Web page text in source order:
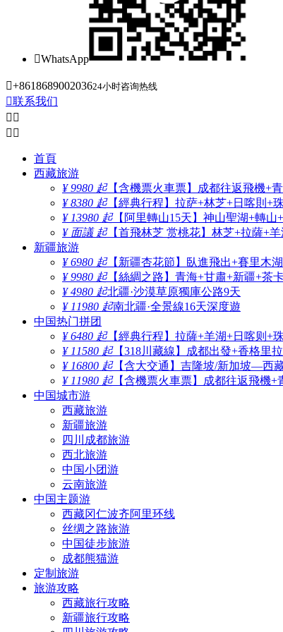
WhatsApp
+861868900203624小时咨询热线
联系我们
 
 
首頁
西藏旅游
¥ 9980 起【含機票火車票】成都往返飛機+
¥ 8380 起【經典行程】拉萨+林芝+日喀則+
¥ 13980 起【阿里轉山15天】神山聖湖+轉山
¥ 面議 起【首飛林芝 赏桃花】林芝+拉薩+
新疆旅游
¥ 6980 起【新疆杏花節】臥進飛出+賽里木
¥ 9980 起【絲綢之路】青海+甘肅+新疆+茶
¥ 4980 起北疆·沙漠草原獨庫公路9天
¥ 11980 起南北疆·全景線16天深度遊
中国热门拼团
¥ 6480 起【經典行程】拉薩+羊湖+日喀则+
¥ 11580 起【318川藏線】成都出發+香格里
¥ 16800 起【含大交通】吉隆坡/新加坡—西
¥ 11980 起【含機票火車票】成都往返飛機+
中国城市游
西藏旅游
新疆旅游
四川成都旅游
西北旅游
中国小团游
云南旅游
中国主题游
西藏冈仁波齐阿里环线
丝绸之路旅游
中国徒步旅游
成都熊猫游
定制旅游
旅游攻略
西藏旅行攻略
新疆旅行攻略